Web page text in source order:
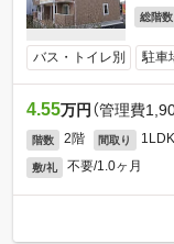
総階数
バス・トイレ別 駐車
4.55万円 （管理費
階数 2階 間取り 1LDK
敷/礼 不要/1.0ヶ月